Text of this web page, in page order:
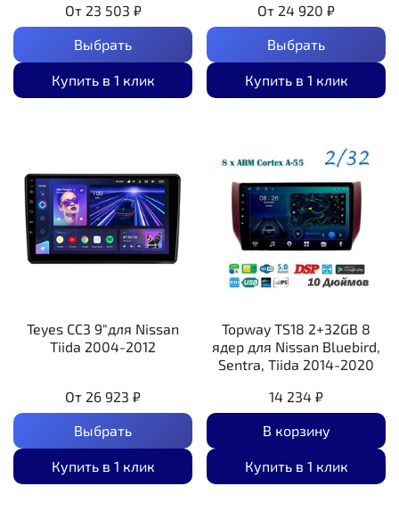
От 23 503 ₽
Выбрать
Купить в 1 клик
От 24 920 ₽
Выбрать
Купить в 1 клик
Teyes CC3 9"для Nissan
Tiida 2004-2012
От 26 923 ₽
Выбрать
Купить в 1 клик
Topway TS18 2+32GB 8
ядер для Nissan Bluebird,
Sentra, Tiida 2014-2020
14 234 ₽
В корзину
Купить в 1 клик